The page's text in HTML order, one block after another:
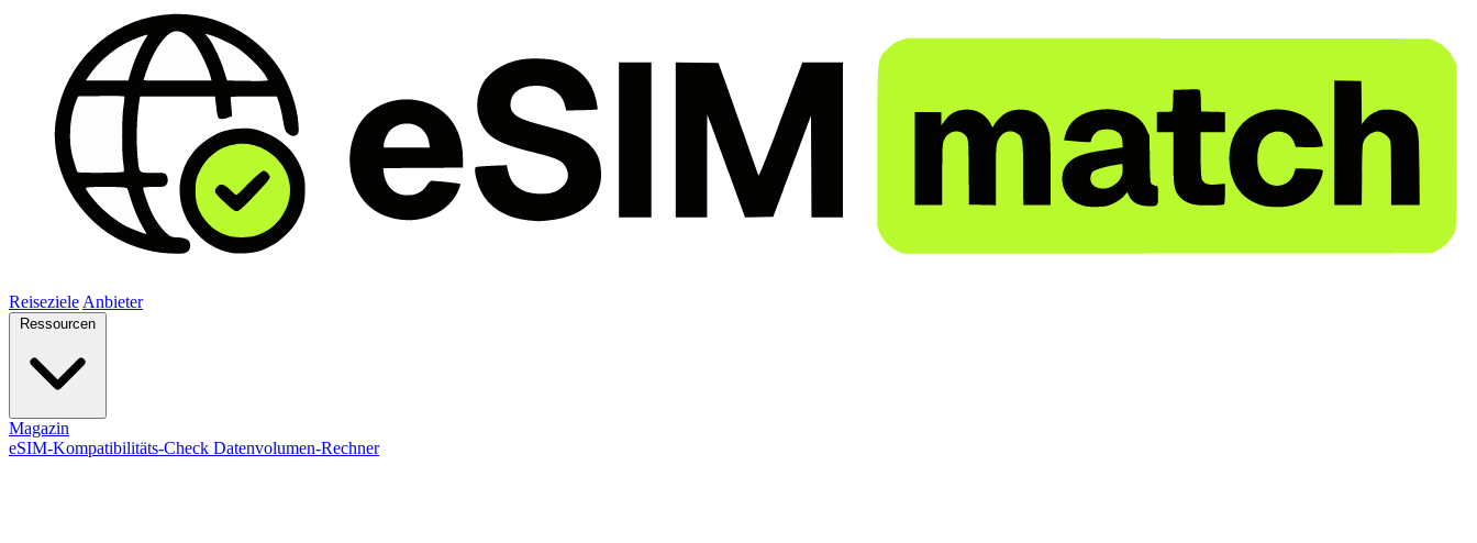
Reiseziele Anbieter
Magazin
eSIM-Kompatibilitäts-Check Datenvolumen-Rechner